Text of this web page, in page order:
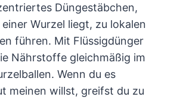
Düngestäbchen,
Wurzel liegt, zu lokalen
führen. Mit Flüssigdünger
Nährstoffe gleichmäßig im
Wenn du es
meinen willst, greifst du zu